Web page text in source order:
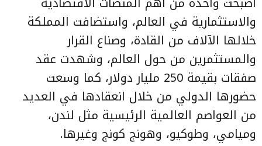
والاستثمارية في العالم، واستضافت المملكة
خلالها الآلاف من القادة، وصناع القرار
والمستثمرين من حول العالم، وشهدت عقد
صفقات بقيمة 250 مليار دولار، كما وسعت
حضورها الدولي من خلال انعقادها في العديد
من العواصم العالمية الرئيسية مثل لندن،
وميامي، وطوكيو، وهونج كونج وغيرها.